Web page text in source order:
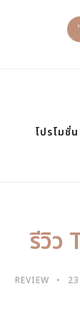
โปรโมชั่น
รีวิว
REVIEW